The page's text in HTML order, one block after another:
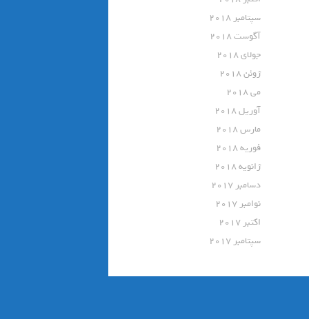
سپتامبر 2018
آگوست 2018
جولای 2018
ژوئن 2018
می 2018
آوریل 2018
مارس 2018
فوریه 2018
ژانویه 2018
دسامبر 2017
نوامبر 2017
اکتبر 2017
سپتامبر 2017